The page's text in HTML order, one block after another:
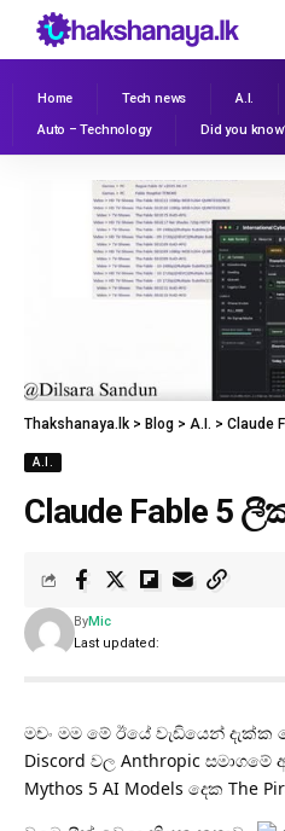
Home Tech news A.I.
Auto – Technology
Did you
Thakshanaya.lk > Blog > A.I. > Claude
A.I.
Claude Fable 5
Last updated:
ByMic
මචං මම මේ ඊයේ වැඩියෙන් දැක්ක
Discord වල Anthropic
Mythos 5 AI Models දෙක The